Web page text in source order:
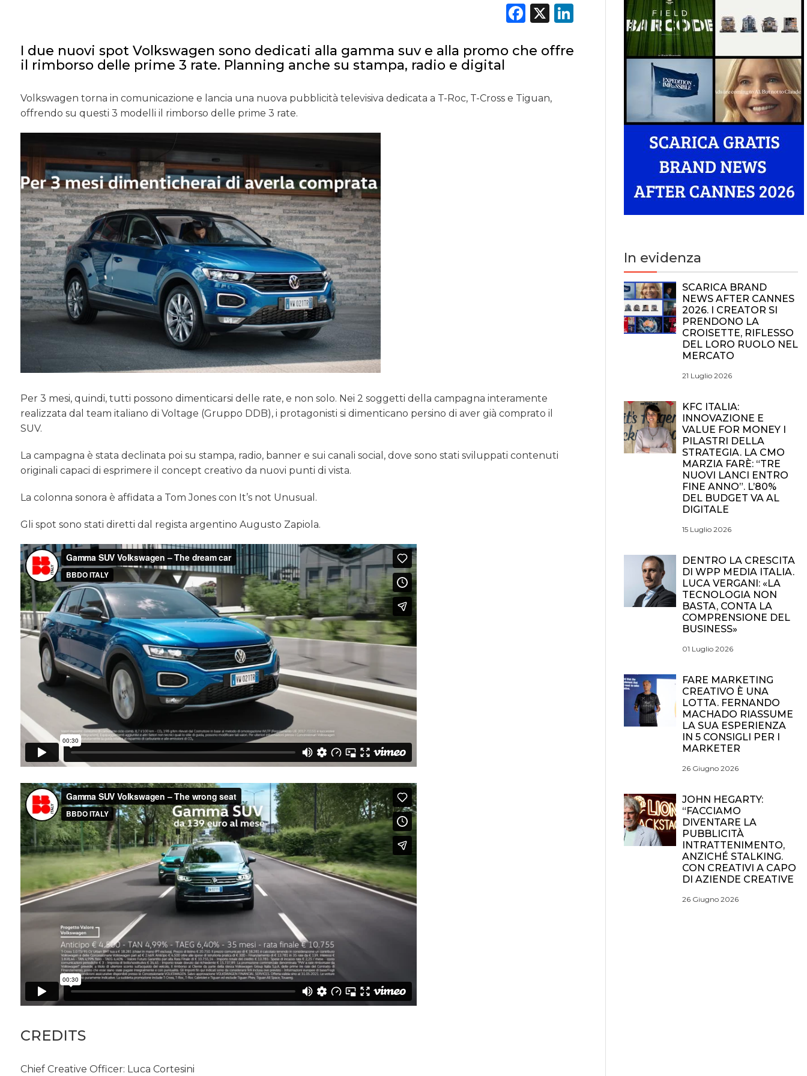
Facebook
X LinkedIn
I due nuovi spot Volkswagen sono dedicati alla gamma suv e alla promo che offre
il rimborso delle prime 3 rate. Planning anche su stampa, radio e digital
Volkswagen torna in comunicazione e lancia una nuova pubblicità televisiva dedicata a T-Roc, T-Cross e Tiguan,
offrendo su questi 3 modelli il rimborso delle prime 3 rate.
Per 3 mesi, quindi, tutti possono dimenticarsi delle rate, e non solo. Nei 2 soggetti della campagna interamente
realizzata dal team italiano di Voltage (Gruppo DDB), i protagonisti si dimenticano persino di aver già comprato il
SUV.
La campagna è stata declinata poi su stampa, radio, banner e sui canali social, dove sono stati sviluppati contenuti
originali capaci di esprimere il concept creativo da nuovi punti di vista.
La colonna sonora è affidata a Tom Jones con It’s not Unusual.
Gli spot sono stati diretti dal regista argentino Augusto Zapiola.
CREDITS
Chief Creative Officer: Luca Cortesini
In evidenza
SCARICA BRAND
NEWS AFTER CANNES
2026. I CREATOR SI
PRENDONO LA
CROISETTE, RIFLESSO
DEL LORO RUOLO NEL
MERCATO
21 Luglio 2026
KFC ITALIA:
INNOVAZIONE E
VALUE FOR MONEY I
PILASTRI DELLA
STRATEGIA. LA CMO
MARZIA FARÈ: “TRE
NUOVI LANCI ENTRO
FINE ANNO”. L’80%
DEL BUDGET VA AL
DIGITALE
15 Luglio 2026
DENTRO LA CRESCITA
DI WPP MEDIA ITALIA.
LUCA VERGANI: «LA
TECNOLOGIA NON
BASTA, CONTA LA
COMPRENSIONE DEL
BUSINESS»
01 Luglio 2026
FARE MARKETING
CREATIVO È UNA
LOTTA. FERNANDO
MACHADO RIASSUME
LA SUA ESPERIENZA
IN 5 CONSIGLI PER I
MARKETER
26 Giugno 2026
JOHN HEGARTY:
“FACCIAMO
DIVENTARE LA
PUBBLICITÀ
INTRATTENIMENTO,
ANZICHÉ STALKING.
CON CREATIVI A CAPO
DI AZIENDE CREATIVE
26 Giugno 2026